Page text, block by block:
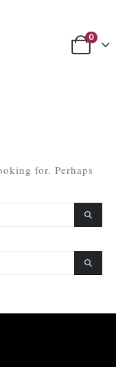
0
for. Perhaps